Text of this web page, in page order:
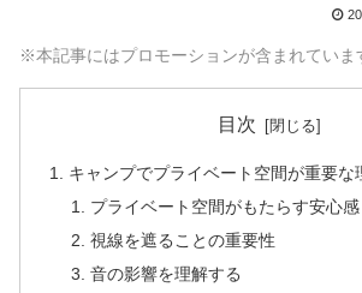
※本記事にはプロモーションが含まれていま
目次
キャンプでプライベート空間が重要な
プライベート空間がもたらす安心感
視線を遮ることの重要性
音の影響を理解する